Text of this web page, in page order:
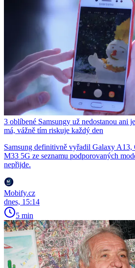
3 oblíbené Samsungy už nedostanou ani
má, vážně tím riskuje každý den
Samsung definitivně vyřadil Galaxy
M33 5G ze seznamu podporovaných
nepřijde.
Mobify.cz
dnes, 15:14
5 min